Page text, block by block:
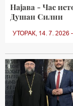
Најава - Час
Душан Силни
УТОРАК, 14. 7. 2026